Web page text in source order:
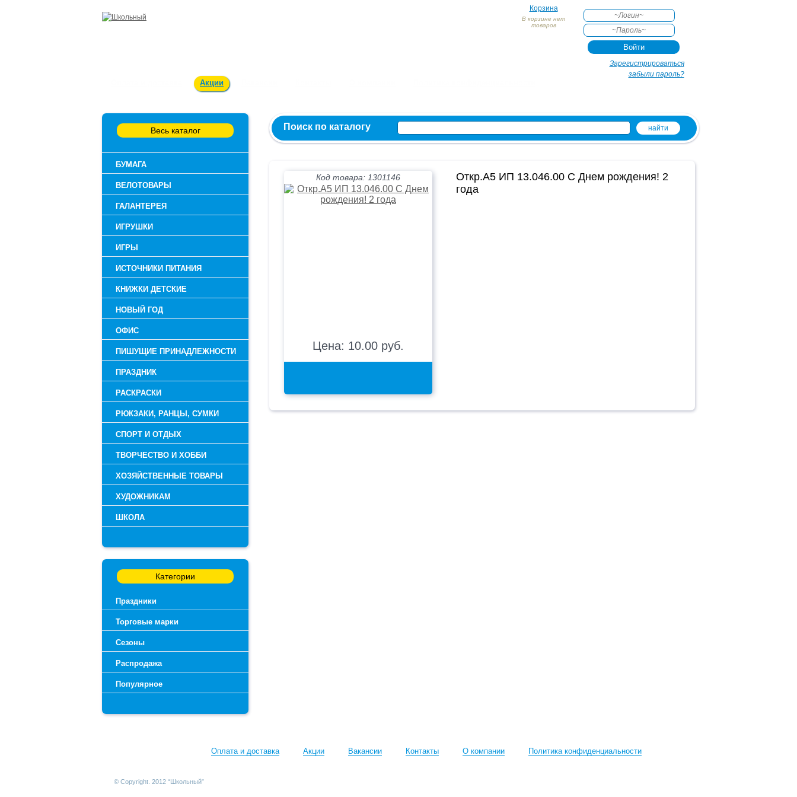
Корзина
В корзине нет
товаров
Зарегистрироваться
забыли пароль?
Акции
Весь каталог
БУМАГА
ВЕЛОТОВАРЫ
ГАЛАНТЕРЕЯ
ИГРУШКИ
ИГРЫ
ИСТОЧНИКИ ПИТАНИЯ
КНИЖКИ ДЕТСКИЕ
НОВЫЙ ГОД
ОФИС
ПИШУЩИЕ ПРИНАДЛЕЖНОСТИ
ПРАЗДНИК
РАСКРАСКИ
РЮКЗАКИ, РАНЦЫ, СУМКИ
СПОРТ И ОТДЫХ
ТВОРЧЕСТВО И ХОББИ
ХОЗЯЙСТВЕННЫЕ ТОВАРЫ
ХУДОЖНИКАМ
ШКОЛА
Категории
Праздники
Торговые марки
Сезоны
Распродажа
Популярное
Поиск по каталогу
Код товара: 1301146
Цена: 10.00 руб.
Откр.А5 ИП 13.046.00 С Днем рождения! 2
года
Оплата и доставка Акции Вакансии Контакты О компании Политика конфиденциальности
© Copyright. 2012 “Школьный”